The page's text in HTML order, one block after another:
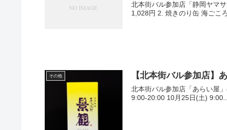
北本街バル参加店「静岡ヤマ
1,028円 2. 焼きのり缶 海ごこ
その他 【北本街バル参加店】
北本街バル参加店「あらい屋
9:00-20:00 10月25日(土) 9:00...